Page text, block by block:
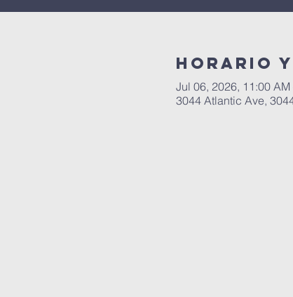
Horario
Jul 06, 2026, 11:00 AM
3044 Atlantic Ave,